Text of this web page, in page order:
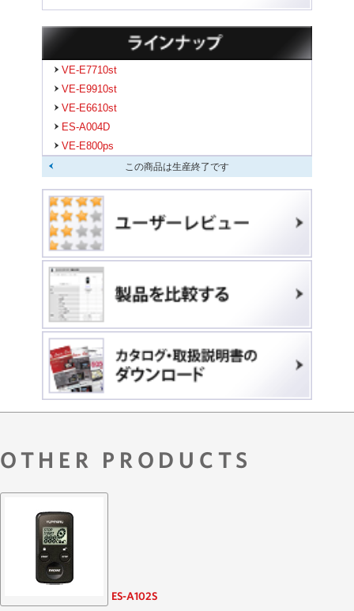
VE-E7710st
VE-E9910st
VE-E6610st
ES-A004D
VE-E800ps
この商品は生産終了です
OTHER PRODUCTS
ES-A102S